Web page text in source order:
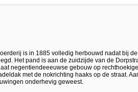
is in 1885 volledig herbouwd nadat bij
Het pand is aan de zuidzijde van de
negentiendeeeuwse gebouw op
met de nokrichting haaks op de straat.
onderhevig geweest.